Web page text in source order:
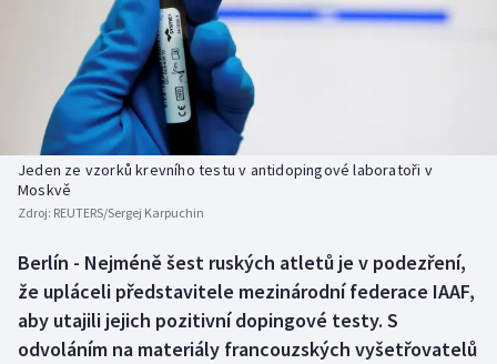
Americký fotbal
Baseball a softbal
Basketbal
Biatlon
Boby a skeleton
Box
Curling
NEPŘEHLÉDNĚTE
Soutěže
Historické návraty
Aplikace ČT sport
AZ kvíz
Jeden ze vzorků krevního testu v antidopingové laboratoři v
Moskvě
Zdroj: REUTERS/Sergej Karpuchin
Berlín - Nejméně šest ruských atletů je v podezření,
že upláceli představitele mezinárodní federace IAAF,
aby utajili jejich pozitivní dopingové testy. S
odvoláním na materiály francouzských vyšetřovatelů